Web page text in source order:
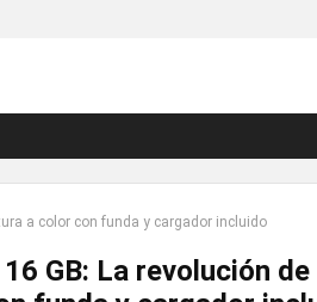
a color con funda y cargador incluido
GB: La revolución de